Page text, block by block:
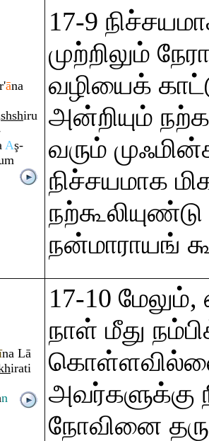
āna
shshiru
Aş-
m
17-9
முற்றிலும்
வழியைக்
அன்றியும்
வரும்
நிச்சயமாக
நன்மாராயங்
na Lā
irati
n
17-10
நாள் மீது
அவர்களுக்கு
நோவினை